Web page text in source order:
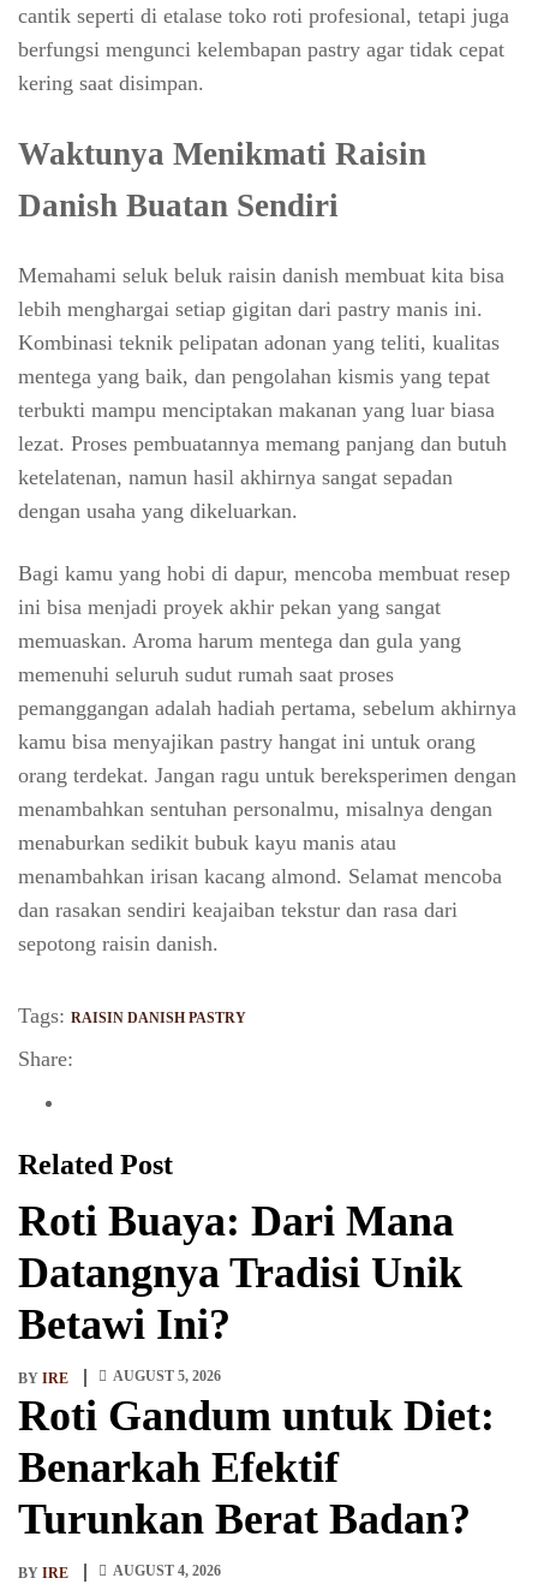
cantik seperti di etalase toko roti profesional, tetapi juga
berfungsi mengunci kelembapan pastry agar tidak cepat
kering saat disimpan.
Waktunya Menikmati Raisin
Danish Buatan Sendiri
Memahami seluk beluk raisin danish membuat kita bisa
lebih menghargai setiap gigitan dari pastry manis ini.
Kombinasi teknik pelipatan adonan yang teliti, kualitas
mentega yang baik, dan pengolahan kismis yang tepat
terbukti mampu menciptakan makanan yang luar biasa
lezat. Proses pembuatannya memang panjang dan butuh
ketelatenan, namun hasil akhirnya sangat sepadan
dengan usaha yang dikeluarkan.
Bagi kamu yang hobi di dapur, mencoba membuat resep
ini bisa menjadi proyek akhir pekan yang sangat
memuaskan. Aroma harum mentega dan gula yang
memenuhi seluruh sudut rumah saat proses
pemanggangan adalah hadiah pertama, sebelum akhirnya
kamu bisa menyajikan pastry hangat ini untuk orang
orang terdekat. Jangan ragu untuk bereksperimen dengan
menambahkan sentuhan personalmu, misalnya dengan
menaburkan sedikit bubuk kayu manis atau
menambahkan irisan kacang almond. Selamat mencoba
dan rasakan sendiri keajaiban tekstur dan rasa dari
sepotong raisin danish.
Tags: RAISIN DANISH PASTRY
Share:
Related Post
Roti Buaya: Dari Mana
Datangnya Tradisi Unik
Betawi Ini?
BY IRE AUGUST 5, 2026
Roti Gandum untuk Diet:
Benarkah Efektif
Turunkan Berat Badan?
BY IRE AUGUST 4, 2026